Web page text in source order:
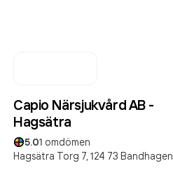
Capio Närsjukvård AB -
Hagsätra
5.01 omdömen
Hagsätra Torg 7, 124 73 Bandhagen